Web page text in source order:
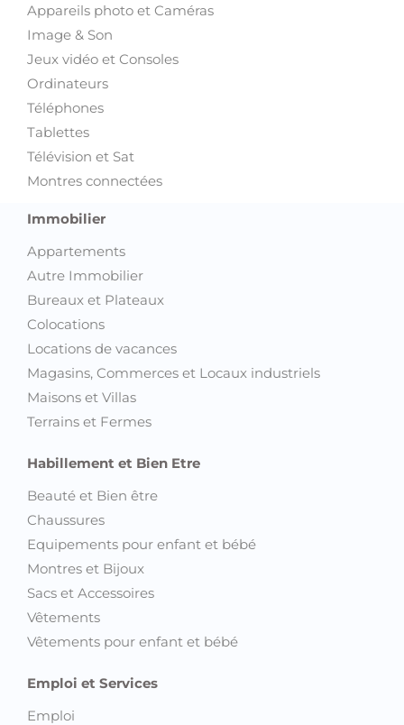
Appareils photo et Caméras
Image & Son
Jeux vidéo et Consoles
Ordinateurs
Téléphones
Tablettes
Télévision et Sat
Montres connectées
Immobilier
Appartements
Autre Immobilier
Bureaux et Plateaux
Colocations
Locations de vacances
Magasins, Commerces et Locaux industriels
Maisons et Villas
Terrains et Fermes
Habillement et Bien Etre
Beauté et Bien être
Chaussures
Equipements pour enfant et bébé
Montres et Bijoux
Sacs et Accessoires
Vêtements
Vêtements pour enfant et bébé
Emploi et Services
Emploi